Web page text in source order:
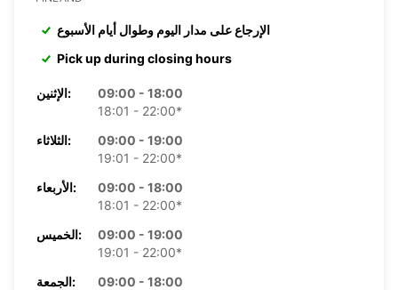
الإرجاع على مدار اليوم وطوال أيام الأسبوع
Pick up during closing hours
الإثنين:
09:00 - 18:00
18:01 - 22:00*
الثلاثاء:
09:00 - 19:00
19:01 - 22:00*
الأربعاء:
09:00 - 18:00
18:01 - 22:00*
الخميس:
09:00 - 19:00
19:01 - 22:00*
الجمعة:
09:00 - 18:00